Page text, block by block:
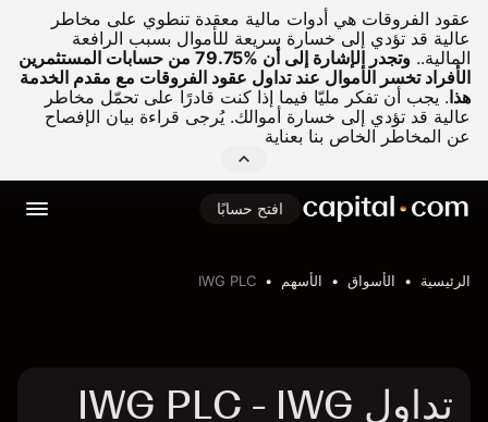
عقود الفروقات هي أدوات مالية معقدة تنطوي على مخاطر
عالية قد تؤدي إلى خسارة سريعة للأموال بسبب الرافعة
المالية..
وتجدر الإشارة إلى أن %79.75 من حسابات المستثمرين
الأفراد تخسر الأموال عند تداول عقود الفروقات مع مقدم الخدمة
هذا. يجب أن تفكر مليّا فيما إذا كنت قادرًا على تحمّل مخاطر
عالية قد تؤدي إلى خسارة أموالك. يُرجى قراءة بيان الإفصاح
عن المخاطر الخاص بنا بعناية
افتح حسابًا
الرئيسية الأسواق الأسهم IWG PLC
تداول IWG PLC - IWG